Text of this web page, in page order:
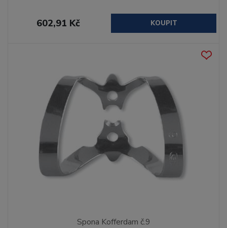
602,91 Kč KOUPIT
Spona Kofferdam č.9